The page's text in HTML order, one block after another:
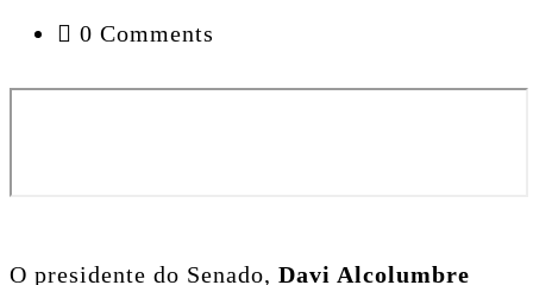
0 Comments
O presidente do Senado, Davi Alcolumbre